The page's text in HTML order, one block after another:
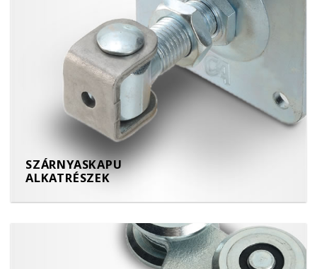
SZÁRNYASKAPU
ALKATRÉSZEK